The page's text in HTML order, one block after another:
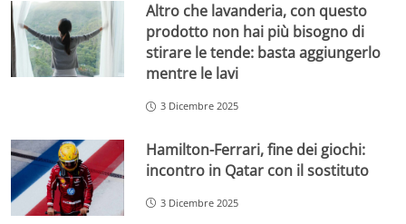
Altro che lavanderia, con questo
prodotto non hai più bisogno di
stirare le tende: basta aggiungerlo
mentre le lavi
3 Dicembre 2025
Hamilton-Ferrari, fine dei giochi:
incontro in Qatar con il sostituto
3 Dicembre 2025